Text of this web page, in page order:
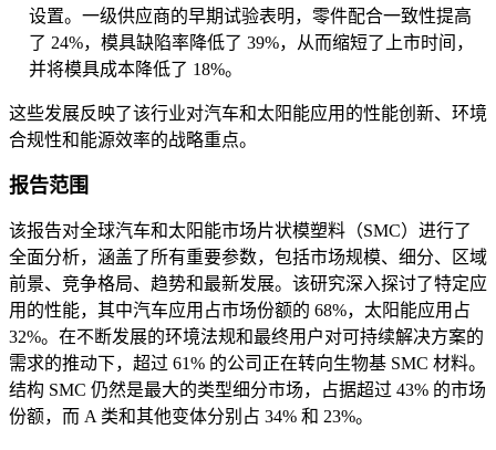
设置。一级供应商的早期试验表明，零件配合一致性提高
了 24%，模具缺陷率降低了 39%，从而缩短了上市时间，
并将模具成本降低了 18%。
这些发展反映了该行业对汽车和太阳能应用的性能创新、环境
合规性和能源效率的战略重点。
报告范围
该报告对全球汽车和太阳能市场片状模塑料（SMC）进行了
全面分析，涵盖了所有重要参数，包括市场规模、细分、区域
前景、竞争格局、趋势和最新发展。该研究深入探讨了特定应
用的性能，其中汽车应用占市场份额的 68%，太阳能应用占
32%。在不断发展的环境法规和最终用户对可持续解决方案的
需求的推动下，超过 61% 的公司正在转向生物基 SMC 材料。
结构 SMC 仍然是最大的类型细分市场，占据超过 43% 的市场
份额，而 A 类和其他变体分别占 34% 和 23%。